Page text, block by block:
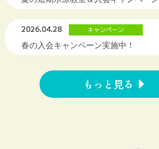
2026.04.28 キャンペーン
春の入会キャンペーン実施中！
もっと見る